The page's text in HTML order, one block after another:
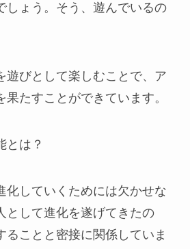
しょう。そう、遊んでいるの
遊びとして楽しむことで、ア
たすことができています。
とは？
化していくためには欠かせな
として進化を遂げてきたの
ることと密接に関係していま